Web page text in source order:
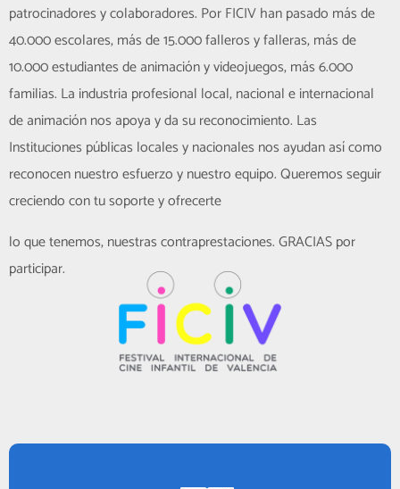
patrocinadores y colaboradores. Por FICIV han pasado más de
40.000 escolares, más de 15.000 falleros y falleras, más de
10.000 estudiantes de animación y videojuegos, más 6.000
familias. La industria profesional local, nacional e internacional
de animación nos apoya y da su reconocimiento. Las
Instituciones públicas locales y nacionales nos ayudan así como
reconocen nuestro esfuerzo y nuestro equipo. Queremos seguir
creciendo con tu soporte y ofrecerte
lo que tenemos, nuestras contraprestaciones. GRACIAS por
participar.